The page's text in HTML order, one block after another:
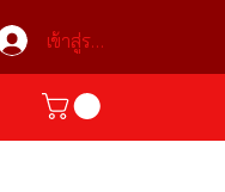
เข้าสู่ระบบ